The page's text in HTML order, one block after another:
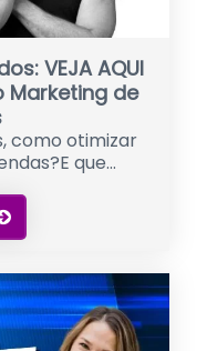
VEJA AQUI
de
como otimizar
que...